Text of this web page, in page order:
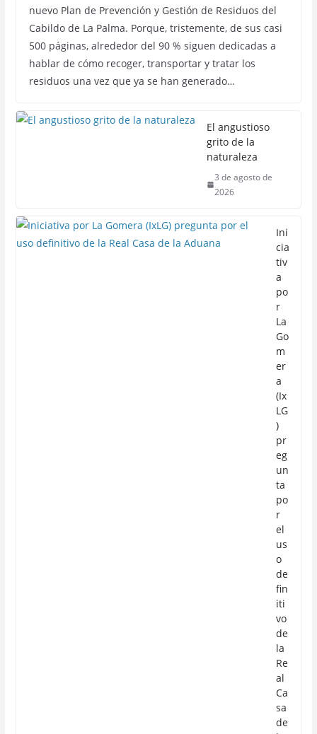
nuevo Plan de Prevención y Gestión de Residuos del
Cabildo de La Palma. Porque, tristemente, de sus casi
500 páginas, alrededor del 90 % siguen dedicadas a
hablar de cómo recoger, transportar y tratar los
residuos una vez que ya se han generado…
El angustioso
grito de la
naturaleza
3 de agosto de
2026
Ini
cia
tiv
a
po
r
La
Go
m
er
a
(Ix
LG
)
pr
eg
un
ta
po
r
el
us
o
de
fin
iti
vo
de
la
Re
al
Ca
sa
de